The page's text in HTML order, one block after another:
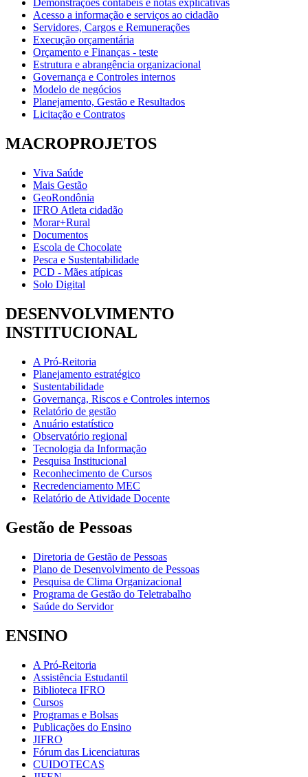
Demonstrações contábeis e notas explicativas
Acesso a informação e serviços ao cidadão
Servidores, Cargos e Remunerações
Execução orçamentária
Orçamento e Finanças - teste
Estrutura e abrangência organizacional
Governança e Controles internos
Modelo de negócios
Planejamento, Gestão e Resultados
Licitação e Contratos
MACROPROJETOS
Viva Saúde
Mais Gestão
GeoRondônia
IFRO Atleta cidadão
Morar+Rural
Documentos
Escola de Chocolate
Pesca e Sustentabilidade
PCD - Mães atípicas
Solo Digital
DESENVOLVIMENTO
INSTITUCIONAL
A Pró-Reitoria
Planejamento estratégico
Sustentabilidade
Governança, Riscos e Controles internos
Relatório de gestão
Anuário estatístico
Observatório regional
Tecnologia da Informação
Pesquisa Institucional
Reconhecimento de Cursos
Recredenciamento MEC
Relatório de Atividade Docente
Gestão de Pessoas
Diretoria de Gestão de Pessoas
Plano de Desenvolvimento de Pessoas
Pesquisa de Clima Organizacional
Programa de Gestão do Teletrabalho
Saúde do Servidor
ENSINO
A Pró-Reitoria
Assistência Estudantil
Biblioteca IFRO
Cursos
Programas e Bolsas
Publicações do Ensino
JIFRO
Fórum das Licenciaturas
CUIDOTECAS